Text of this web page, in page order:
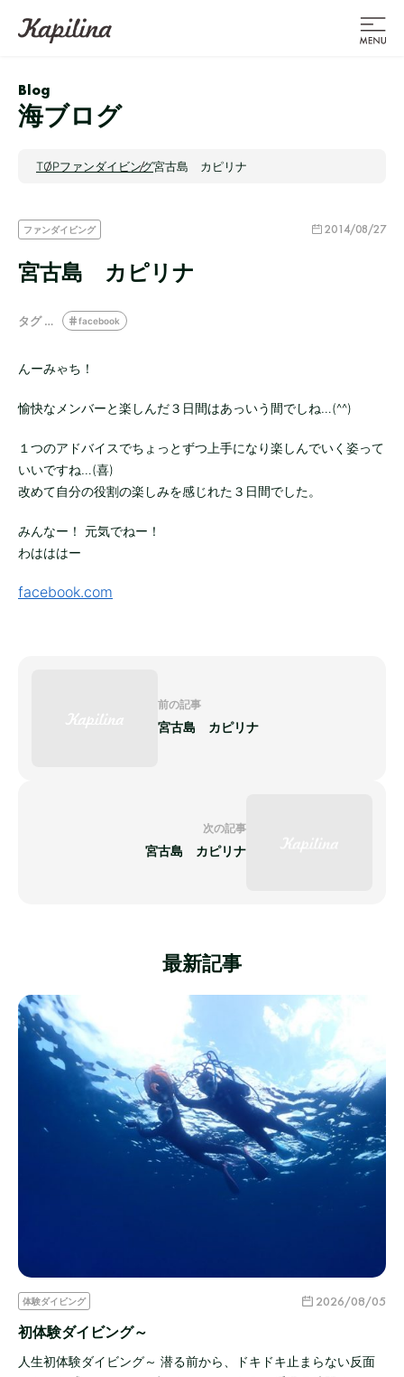
Blog
海ブログ
TOPファンダイビング宮古島 カピリナ
ファンダイビング 2014/08/27
宮古島 カピリナ
タグ … facebook
んーみゃち！
愉快なメンバーと楽しんだ３日間はあっいう間でしね…(^^)
１つのアドバイスでちょっとずつ上手になり楽しんでいく姿って
いいですね…(喜)
改めて自分の役割の楽しみを感じれた３日間でした。
みんなー！ 元気でねー！
わはははー
facebook.com
前の記事
宮古島 カピリナ
次の記事
宮古島 カピリナ
最新記事
体験ダイビング 2026/08/05
初体験ダイビング～
人生初体験ダイビング～ 潜る前から、ドキドキ止まらない反面